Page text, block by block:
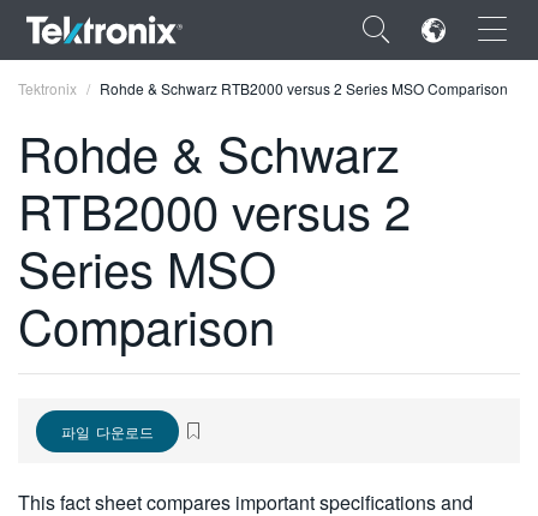
×
ENGLISH
FRANÇAIS
DEUTSCH
VIỆT NAM
Tektronix Rohde & Schwarz RTB2000 versus 2 Series MSO Comparison
Rohde & Schwarz
RTB2000 versus 2
Series MSO
Comparison
파일 다운로드
This fact sheet compares important specifications and